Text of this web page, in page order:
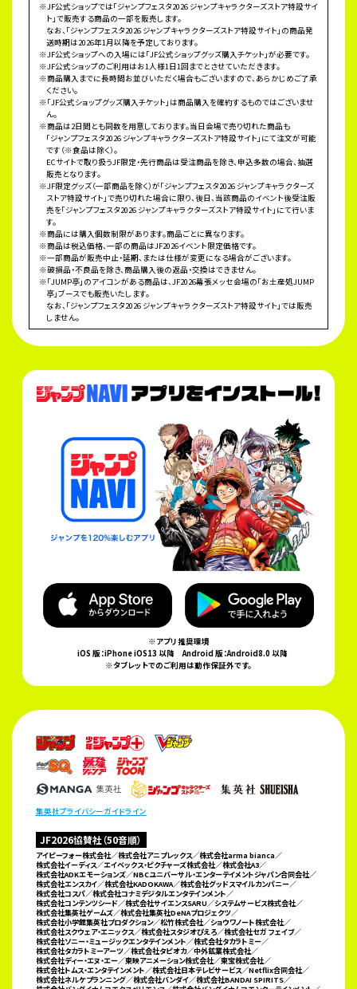
※JF公式ショップでは「ジャンプフェスタ2026 ジャンプキャラクターズストア特設サイ
ト」で販売する商品の一部を販売します。
なお、「ジャンプフェスタ2026 ジャンプキャラクターズストア特設サイト」の商品発
送時期は2026年1月以降を予定しております。
※JF公式ショップへの入場には「JF公式ショップグッズ購入チケット」が必要です。
※JF公式ショップのご利用はお1人様1日1回までとさせていただきます。
※商品購入までに長時間お並びいただく場合もございますので、あらかじめご了承
ください。
※「JF公式ショップグッズ購入チケット」は商品購入を確約するものではございませ
ん。
※商品は2日間とも同数を用意しております。当日会場で売り切れた商品も
「ジャンプフェスタ2026 ジャンプキャラクターズストア特設サイト」にて注文が可能
です（※食品は除く）。
ECサイトで取り扱うJF限定・先行商品は受注商品を除き、申込多数の場合、抽選
販売となります。
※JF限定グッズ（一部商品を除く）が「ジャンプフェスタ2026 ジャンプキャラクターズ
ストア特設サイト」で売り切れた場合に限り、後日、当該商品のイベント後受注販
売を「ジャンプフェスタ2026 ジャンプキャラクターズストア特設サイト」にて行いま
す。
※商品には購入個数制限があります。商品ごとに異なります。
※商品は税込価格、一部の商品はJF2026イベント限定価格です。
※一部商品が販売中止・延期、または仕様が変更になる場合がございます。
※破損品・不良品を除き、商品購入後の返品・交換はできません。
※「JUMP亭」のアイコンがある商品は、JF2026幕張メッセ会場の「お土産処JUMP
亭」ブースでも販売いたします。
なお、「ジャンプフェスタ2026 ジャンプキャラクターズストア特設サイト」では販売
しません。
※アプリ推奨環境
iOS 版：iPhone iOS13 以降Android 版：Android8.0 以降
※タブレットでのご利用は動作保証外です。
集英社プライバシーガイドライン
JF2026協賛社（50音順）
アイピーフォー株式会社／株式会社アニプレックス／株式会社arma bianca／
株式会社イーディス／エイベックス・ピクチャーズ株式会社／株式会社A3／
株式会社ADKエモーションズ／NBCユニバーサル・エンターテイメントジャパン合同会社／
株式会社エンスカイ／株式会社KADOKAWA／株式会社グッドスマイルカンパニー／
株式会社コスパ／株式会社コナミデジタルエンタテインメント／
株式会社コンテンツシード／株式会社サイエンスSARU／システムサービス株式会社／
株式会社集英社ゲームズ／株式会社集英社DeNAプロジェクツ／
株式会社小学館集英社プロダクション／松竹株式会社／ショウワノート株式会社／
株式会社スクウェア・エニックス／株式会社スタジオぴえろ／株式会社セガ フェイブ／
株式会社ソニー・ミュージックエンタテインメント／株式会社タカラトミー／
株式会社タカラトミーアーツ／株式会社タピオカ／中外鉱業株式会社／
株式会社ディー・エヌ・エー／東映アニメーション株式会社／東宝株式会社／
株式会社トムス・エンタテインメント／株式会社日本テレビサービス／Netflix合同会社／
株式会社ネルケプランニング／株式会社バンダイ／株式会社BANDAI SPIRITS／